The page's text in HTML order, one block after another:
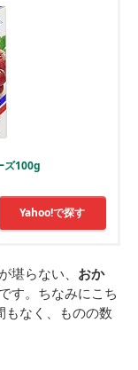
ズ100g
Yahoo!で探す
堪らない、 おか
す。ちなみにこち
もなく、ものの数